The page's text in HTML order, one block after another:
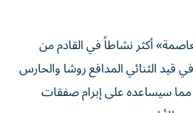
أكثر نشاطاً في القادم من
قيد الثنائي المدافع روشا والحارس
مما سيساعده على إبرام صفقات